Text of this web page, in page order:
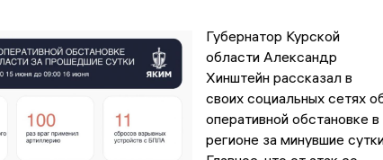
Губернатор Курской
области Александр
Хинштейн рассказал в
своих социальных сетях
оперативной обстановке в
регионе за минувшие